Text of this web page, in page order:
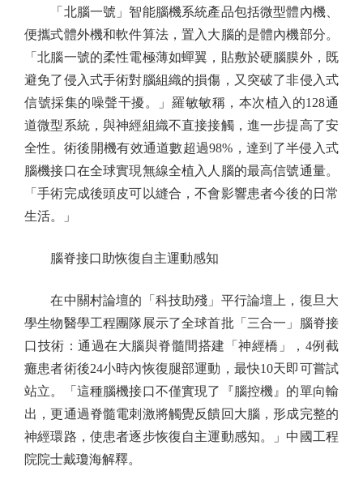
「北腦一號」智能腦機系統產品包括微型體內機、
便攜式體外機和軟件算法，置入大腦的是體內機部分。
「北腦一號的柔性電極薄如蟬翼，貼敷於硬腦膜外，既
避免了侵入式手術對腦組織的損傷，又突破了非侵入式
信號採集的噪聲干擾。」羅敏敏稱，本次植入的128通
道微型系統，與神經組織不直接接觸，進一步提高了安
全性。術後開機有效通道數超過98%，達到了半侵入式
腦機接口在全球實現無線全植入人腦的最高信號通量。
「手術完成後頭皮可以縫合，不會影響患者今後的日常
生活。」
腦脊接口助恢復自主運動感知
在中關村論壇的「科技助殘」平行論壇上，復旦大
學生物醫學工程團隊展示了全球首批「三合一」腦脊接
口技術：通過在大腦與脊髓間搭建「神經橋」，4例截
癱患者術後24小時內恢復腿部運動，最快10天即可嘗試
站立。「這種腦機接口不僅實現了『腦控機』的單向輸
出，更通過脊髓電刺激將觸覺反饋回大腦，形成完整的
神經環路，使患者逐步恢復自主運動感知。」中國工程
院院士戴瓊海解釋。